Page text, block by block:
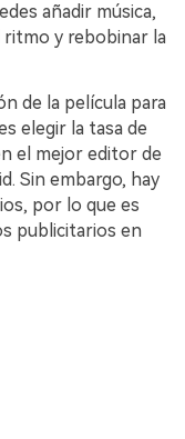
añadir música,
ritmo y rebobinar la
de la película para
elegir la tasa de
el mejor editor de
Sin embargo, hay
por lo que es
publicitarios en